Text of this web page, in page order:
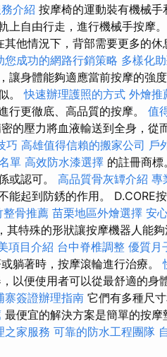
介紹 按摩椅的運動裝有機械
上自由行走，進行機械手按摩
其他情況下，背部需要更多的
您成功的網路行銷策略 多樣化
讓身體能夠適應當前按摩的強度
。快速辦理護照的方式 外燴推
行更徹底、高品質的按摩。 值
的壓力將血液輸送到全身，從
巧 高雄值得信賴的搬家公司 戶
單 高效防水漆選擇 的註冊商標
或認可。 高品質骨灰罈介紹 專
起到防銹的作用。 D.CORE
整骨推薦 苗栗地區外燴選擇 安
其特殊的形狀讓按摩機器人能
項目介紹 台中脊椎調整 優質月
躺著時，按摩滾輪進行治療。
以便使用者可以從最舒適的身
寨簽證辦理指南 它們有多種尺
最便宜的解決方案是簡單的按
之家服務 可靠的防水工程團隊